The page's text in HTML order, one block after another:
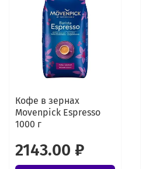
Кофе в зернах
Movenpick Espresso
1000 г
2143.00 ₽